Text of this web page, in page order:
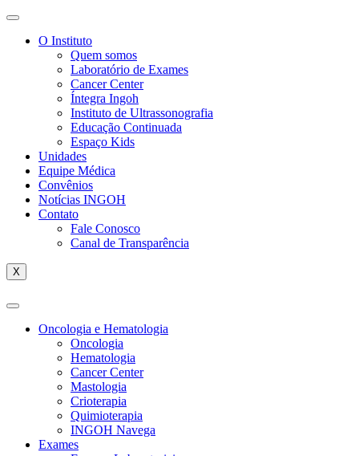
O Instituto
Quem somos
Laboratório de Exames
Cancer Center
Íntegra Ingoh
Instituto de Ultrassonografia
Educação Continuada
Espaço Kids
Unidades
Equipe Médica
Convênios
Notícias INGOH
Contato
Fale Conosco
Canal de Transparência
X
Oncologia e Hematologia
Oncologia
Hematologia
Cancer Center
Mastologia
Crioterapia
Quimioterapia
INGOH Navega
Exames